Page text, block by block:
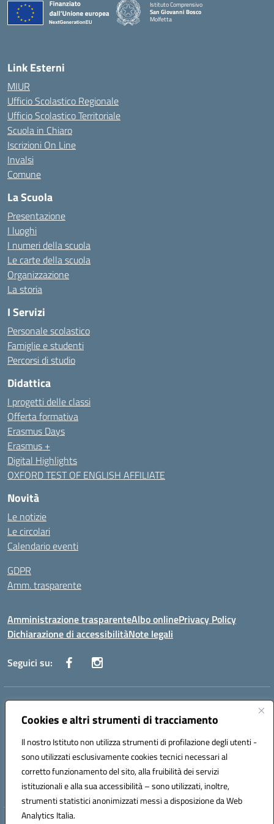
Cookies e altri strumenti di tracciamento
Il nostro Istituto non utilizza strumenti di profilazione degli utenti -
sono utilizzati esclusivamente cookies tecnici necessari al
corretto funzionamento del sito, alla fruibilità dei servizi
istituzionali e alla sua accessibilità – sono utilizzati, inoltre,
strumenti statistici anonimizzati messi a disposizione da Web
Analytics Italia.
Istituto Comprensivo
San Giovanni Bosco
Molfetta
Link Esterni
MIUR
Ufficio Scolastico Regionale
Ufficio Scolastico Territoriale
Scuola in Chiaro
Iscrizioni On Line
Invalsi
Comune
La Scuola
Presentazione
I luoghi
I numeri della scuola
Le carte della scuola
Organizzazione
La storia
I Servizi
Personale scolastico
Famiglie e studenti
Percorsi di studio
Didattica
I progetti delle classi
Offerta formativa
Erasmus Days
Erasmus +
Digital Highlights
OXFORD TEST OF ENGLISH AFFILIATE
Novità
Le notizie
Le circolari
Calendario eventi
GDPR
Amm. trasparente
Amministrazione trasparenteAlbo onlinePrivacy Policy
Dichiarazione di accessibilitàNote legali
Seguici su:
Indirizzo:
Centralino:+39 080 2446680 Email:baic882008@istruzione.it
Codice fiscale: 80023470729
Codice meccanografico:
BAIC882008
Codice unico di fatturazione (CUF): UFEUNT